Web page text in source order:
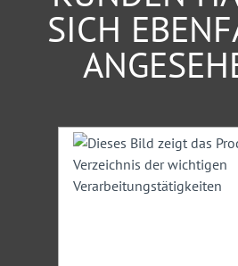
Rechtsprechung.
Teilnehmerkreis
Stadtverwaltung, Polizei
Hinweis:Ein Teilnehmer darf
SICH
Produktgalerie überspringen